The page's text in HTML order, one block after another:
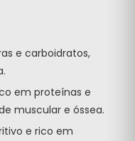
e carboidratos,
em proteínas e
muscular e óssea.
e rico em